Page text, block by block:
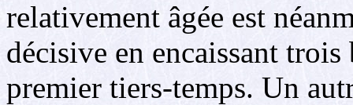
relativement âgée est
décisive en encaissant
premier tiers-temps. Un